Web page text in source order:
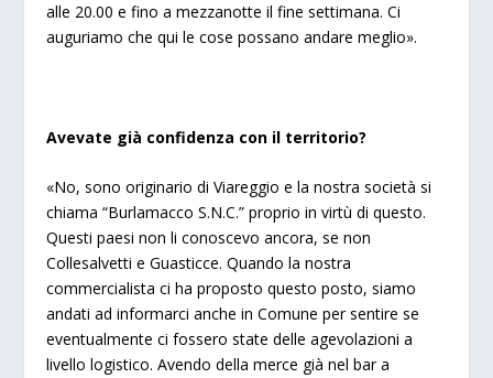
alle 20.00 e fino a mezzanotte il fine settimana. Ci
auguriamo che qui le cose possano andare meglio».
Avevate già confidenza con il territorio?
«No, sono originario di Viareggio e la nostra società si
chiama “Burlamacco S.N.C.” proprio in virtù di questo.
Questi paesi non li conoscevo ancora, se non
Collesalvetti e Guasticce. Quando la nostra
commercialista ci ha proposto questo posto, siamo
andati ad informarci anche in Comune per sentire se
eventualmente ci fossero state delle agevolazioni a
livello logistico. Avendo della merce già nel bar a